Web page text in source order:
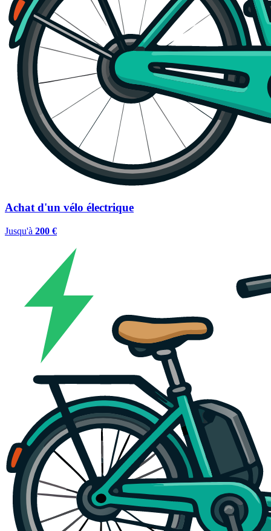
Achat d'un vélo électrique
Jusqu'à 200 €